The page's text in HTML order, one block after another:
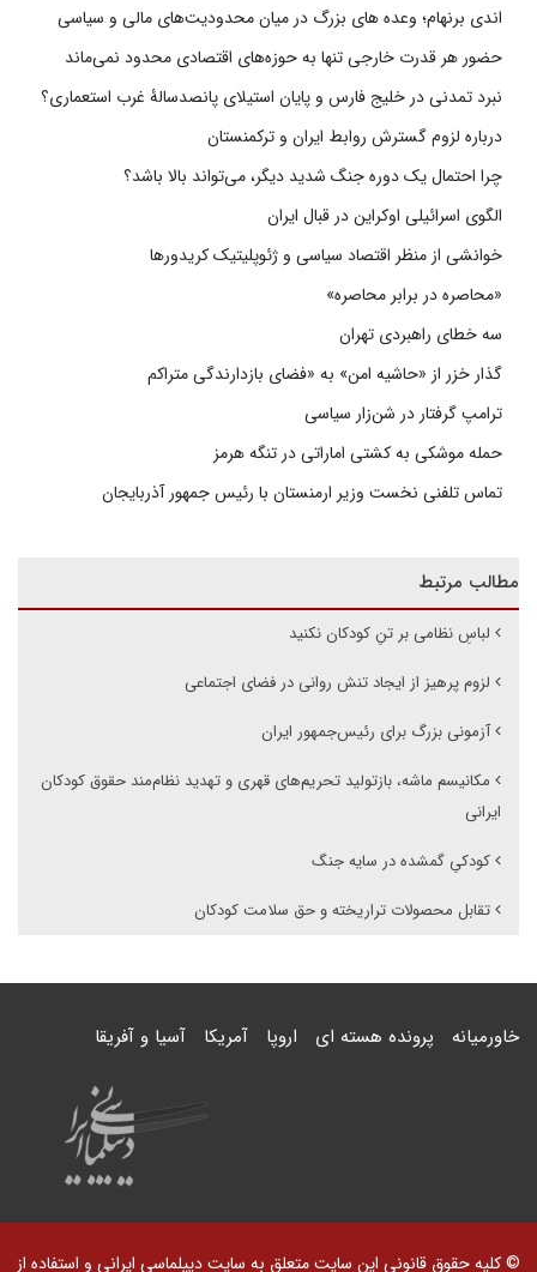
اندی برنهام؛ وعده های بزرگ در میان محدودیت‌های مالی و سیاسی
حضور هر قدرت خارجی تنها به حوزه‌های اقتصادی محدود نمی‌ماند
نبرد تمدنی در خلیج فارس و پایان استیلای پانصدسالۀ غرب استعماری؟
درباره لزوم گسترش روابط ایران و ترکمنستان
چرا احتمال یک دوره جنگ شدید دیگر، می‌تواند بالا باشد؟
الگوی اسرائیلی اوکراین در قبال ایران
خوانشی از منظر اقتصاد سیاسی و ژئوپلیتیک کریدورها
«محاصره در برابر محاصره»
سه خطای راهبردی تهران
گذار خزر از «حاشیه امن» به «فضای بازدارندگی متراکم
ترامپ گرفتار در شن‌زار سیاسی
حمله موشکی به کشتی اماراتی در تنگه هرمز
تماس تلفنی نخست وزیر ارمنستان با رئیس جمهور آذربایجان
مطالب مرتبط
لباسِ نظامی بر تنِ کودکان نکنید
لزوم پرهیز از ایجاد تنش روانی در فضای اجتماعی
آزمونی بزرگ برای رئیس‌جمهور ایران
مکانیسم ماشه، بازتولید تحریم‌های قهری و تهدید نظام‌مند حقوق کودکان
ایرانی
کودکیِ گمشده در سایه جنگ
تقابل محصولات تراریخته و حق سلامت کودکان
خاورمیانه پرونده هسته ای اروپا آمریکا آسیا و آفریقا
© کلیه حقوق قانونی این سایت متعلق به سایت دیپلماسی ایرانی و استفاده از